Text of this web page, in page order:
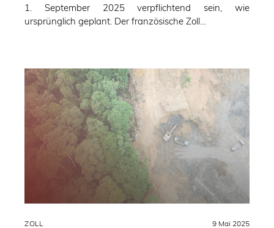
1. September 2025 verpflichtend sein, wie
ursprünglich geplant. Der französische Zoll…
ZOLL 9 Mai 2025